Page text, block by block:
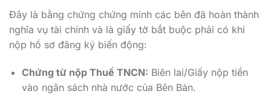
Đây là bằng chứng chứng minh các bên đã hoàn thành
nghĩa vụ tài chính và là giấy tờ bắt buộc phải có khi
nộp hồ sơ đăng ký biến động:
Chứng từ nộp Thuế TNCN: Biên lai/Giấy nộp tiền
vào ngân sách nhà nước của Bên Bán.